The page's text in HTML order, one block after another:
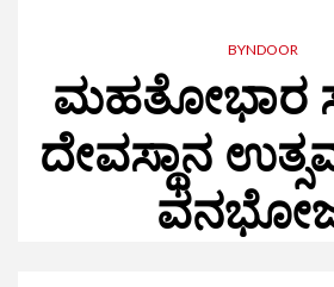
BYNDOOR
ಮಹತೋಭಾರ
ದೇವಸ್ಥಾನ